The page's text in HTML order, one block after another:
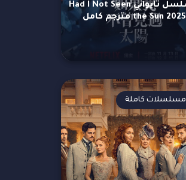
مسلسل تايواني Had I Not Seen
the Sun 2025 مترجم كامل
مسلسلات كاملة